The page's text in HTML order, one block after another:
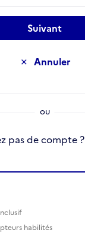
Annuler
Suivant
pas de compte ?
habilités